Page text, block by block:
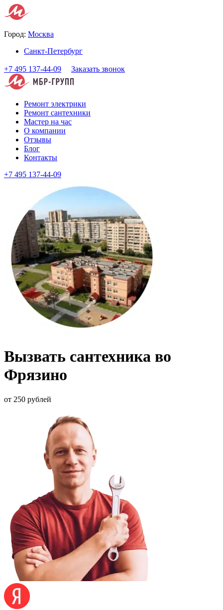
Город: Москва
Санкт-Петербург
+7 495 137-44-09 Заказать звонок
Ремонт электрики
Ремонт сантехники
Мастер на час
О компании
Отзывы
Блог
Контакты
+7 495 137-44-09
Вызвать сантехника во
Фрязино
от 250 рублей